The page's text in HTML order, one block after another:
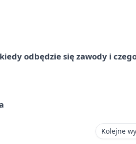
odbędzie się zawody i
Kolejne